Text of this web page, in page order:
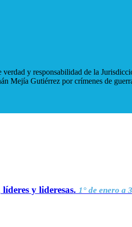
y responsabilidad de la
Mejía Gutiérrez por crímenes de
y lideresas. 1° de enero a